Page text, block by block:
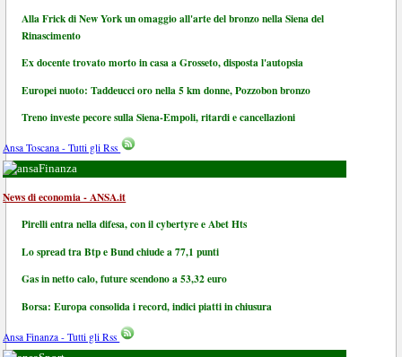
Alla Frick di New York un omaggio all'arte del bronzo nella Siena del
Rinascimento
Ex docente trovato morto in casa a Grosseto, disposta l'autopsia
Europei nuoto: Taddeucci oro nella 5 km donne, Pozzobon bronzo
Treno investe pecore sulla Siena-Empoli, ritardi e cancellazioni
Ansa Toscana - Tutti gli Rss
Finanza
News di economia - ANSA.it
Pirelli entra nella difesa, con il cybertyre e Abet Hts
Lo spread tra Btp e Bund chiude a 77,1 punti
Gas in netto calo, future scendono a 53,32 euro
Borsa: Europa consolida i record, indici piatti in chiusura
Ansa Finanza - Tutti gli Rss